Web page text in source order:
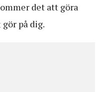
det att göra
på dig.